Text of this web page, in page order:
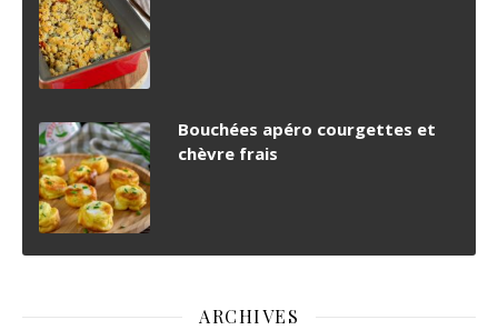
Bouchées apéro courgettes et
chèvre frais
ARCHIVES